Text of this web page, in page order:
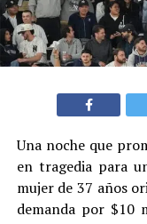
Una noche que
en tragedia para
mujer de 37 años
demanda por $10